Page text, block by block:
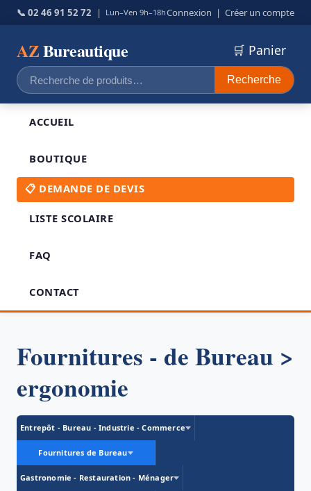
📞 02 46 91 52 72 | Lun–Ven 9h–18hConnexion | Créer un compte
AZBureautique
Recherche
pour :
Recherche
🛒 Panier
ACCUEIL
BOUTIQUE
📋 DEMANDE DE DEVIS
LISTE SCOLAIRE
FAQ
CONTACT
Fournitures - de Bureau >
ergonomie
Entrepôt - Bureau - Industrie - Commerce
Fournitures de Bureau
Gastronomie - Restauration - Ménager